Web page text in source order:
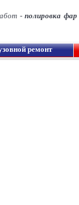
-полировка фар
ремонт